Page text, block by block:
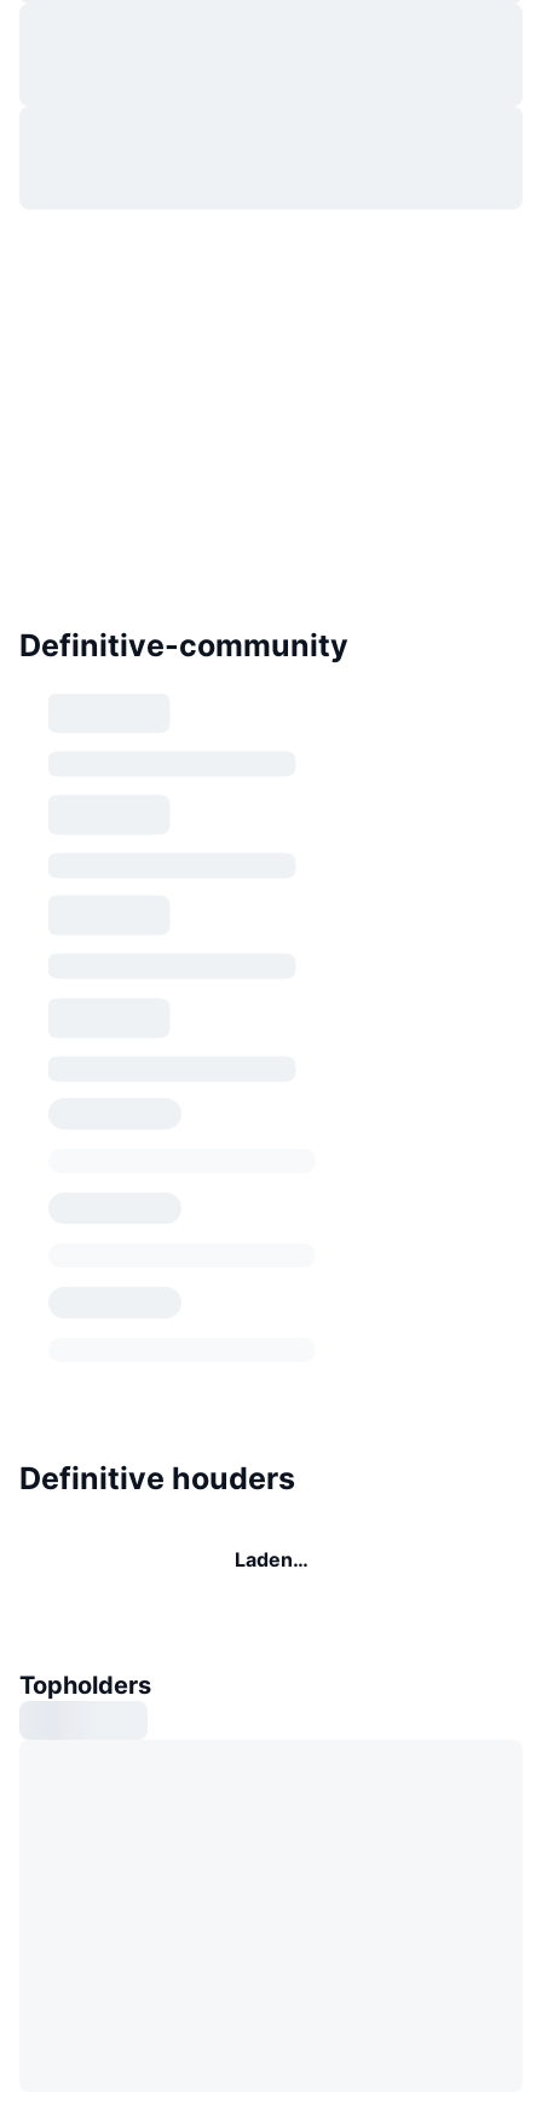
Definitive-community
Definitive houders
Laden…
Topholders